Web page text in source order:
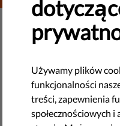
NOWE TECHNOLOGIE I PRAWA
​Holandia:
chłopiec ma
leczenia
Używamy plików
funkcjonalności
treści, zapewnienia
społecznościowych i